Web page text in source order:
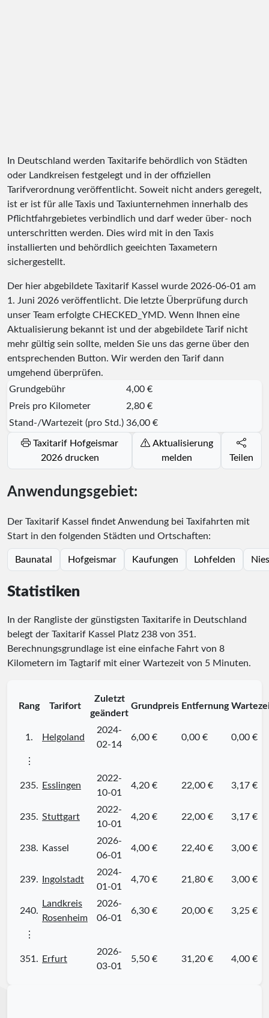
In Deutschland werden Taxitarife behördlich von Städten
oder Landkreisen festgelegt und in der offiziellen
Tarifverordnung veröffentlicht. Soweit nicht anders geregelt,
ist er ist für alle Taxis und Taxiunternehmen innerhalb des
Pflichtfahrgebietes verbindlich und darf weder über- noch
unterschritten werden. Dies wird mit in den Taxis
installierten und behördlich geeichten Taxametern
sichergestellt.
Der hier abgebildete Taxitarif Kassel wurde 2026-06-01 am
1. Juni 2026 veröffentlicht. Die letzte Überprüfung durch
unser Team erfolgte CHECKED_YMD. Wenn Ihnen eine
Aktualisierung bekannt ist und der abgebildete Tarif nicht
mehr gültig sein sollte, melden Sie uns das gerne über den
entsprechenden Button. Wir werden den Tarif dann
umgehend überprüfen.
Grundgebühr
4,00 €
Preis pro Kilometer
2,80 €
Stand-/Wartezeit (pro Std.) 36,00 €
Taxitarif Hofgeismar
2026 drucken
Aktualisierung
melden
Teilen
Anwendungsgebiet:
Der Taxitarif Kassel findet Anwendung bei Taxifahrten mit
Start in den folgenden Städten und Ortschaften:
Baunatal Hofgeismar Kaufungen Lohfelden
Statistiken
In der Rangliste der günstigsten Taxitarife in Deutschland
belegt der Taxitarif Kassel Platz 238 von 351.
Berechnungsgrundlage ist eine einfache Fahrt von 8
Kilometern im Tagtarif mit einer Wartezeit von 5 Minuten.
Rang Tarifort
Zuletzt
geändert
Grundpreis Entfernung
1. Helgoland
2024-
02-14
6,00 € 0,00 € 0,00 €
⋮
235. Esslingen
2022-
10-01
4,20 € 22,00 € 3,17 €
235. Stuttgart
2022-
10-01
4,20 € 22,00 € 3,17 €
238. Kassel
2026-
06-01
4,00 € 22,40 € 3,00 €
239. Ingolstadt
2024-
01-01
4,70 € 21,80 € 3,00 €
240.
Landkreis
Rosenheim
2026-
06-01
6,30 € 20,00 € 3,25 €
⋮
351. Erfurt
2026-
03-01
5,50 € 31,20 € 4,00 €